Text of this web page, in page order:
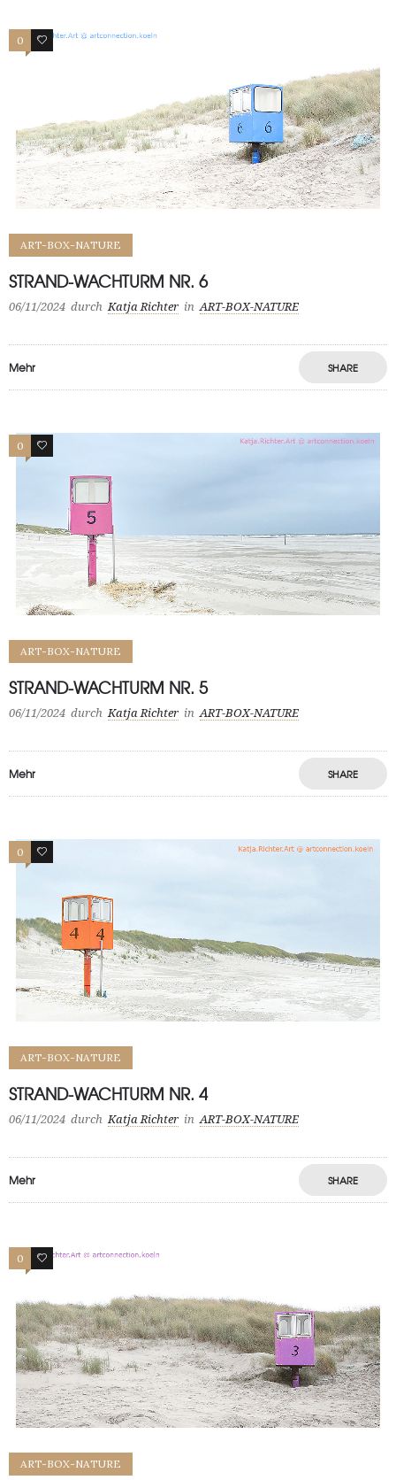
0 0
ART-BOX-NATURE
STRAND-WACHTURM NR. 6
06/11/2024 durch Katja Richter in ART-BOX-NATURE
Mehr SHARE
0 0
ART-BOX-NATURE
STRAND-WACHTURM NR. 5
06/11/2024 durch Katja Richter in ART-BOX-NATURE
Mehr SHARE
0 0
ART-BOX-NATURE
STRAND-WACHTURM NR. 4
06/11/2024 durch Katja Richter in ART-BOX-NATURE
Mehr SHARE
0 0
ART-BOX-NATURE